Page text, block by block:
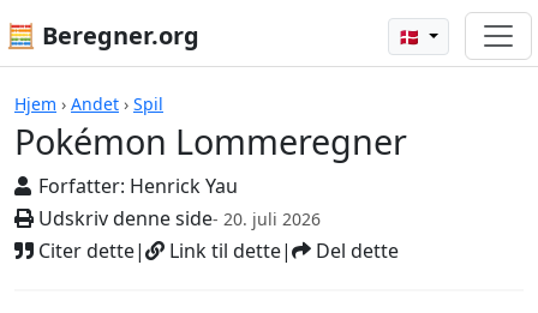
🧮 Beregner.org 🇩🇰
Hjem › Andet › Spil
Pokémon Lommeregner
Forfatter: Henrick Yau
Udskriv denne side- 20. juli 2026
Citer dette| Link til dette| Del dette
Pokémon Lommeregner